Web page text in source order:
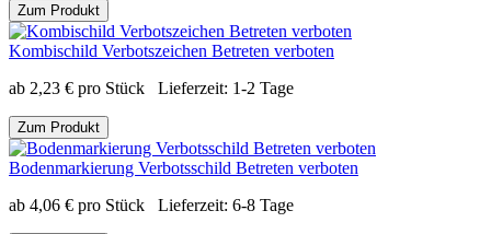
Zum Produkt
Kombischild Verbotszeichen Betreten verboten
ab 2,23 € pro Stück Lieferzeit: 1-2 Tage
Zum Produkt
Bodenmarkierung Verbotsschild Betreten verboten
ab 4,06 € pro Stück Lieferzeit: 6-8 Tage